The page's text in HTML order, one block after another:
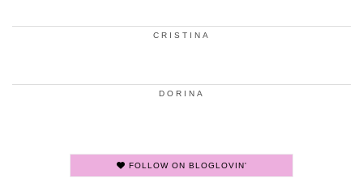
CRISTINA
DORINA
FOLLOW ON BLOGLOVIN'